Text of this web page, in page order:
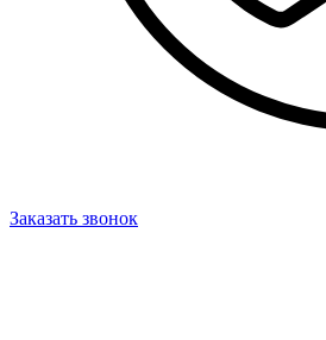
Заказать звонок